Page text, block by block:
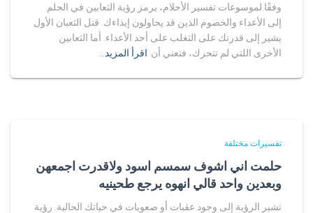
وفقًا لموسوعات تفسير الأحلام، يرمز رؤية الثعابين في الحلم
إلى الأعداء والخصوم الذين قد يحاولون إيذاءك. قتل الثعبان الأول
يشير إلى قدرتك على التغلب على أحد الأعداء. أما الثعابين
الأخرى اللتي لم تتحرك، فتعني أن اقرأ المزيد…
تفسيرات مختلفة
حلمت اني اشوف سمسم اسود ولاقدرت اجمعهن
وبعدين واحد قالي انهوه يرجع طحينيه
تشير الرؤية إلى وجود عقبات أو صعوبات في حياتك الحالية. رؤية